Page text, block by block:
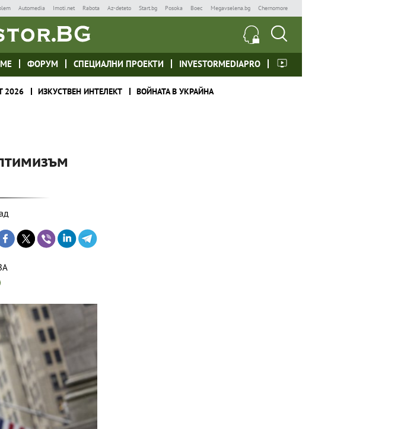
Automedia Imoti.net Rabota Az-deteto Start.bg Posoka Boec Megavselena.bg Chernomore
ФОРУМ СПЕЦИАЛНИ ПРОЕКТИ INVESTORMEDIAPRO
2026 ИЗКУСТВЕН ИНТЕЛЕКТ ВОЙНАТА В УКРАЙНА